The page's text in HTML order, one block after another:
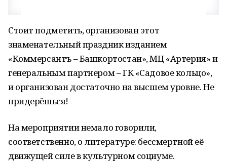
Стоит подметить, организован этот
знаменательный праздник изданием
«Коммерсантъ – Башкортостан», МЦ «Артерия» и
генеральным партнером – ГК «Садовое кольцо»,
и организован достаточно на высшем уровне. Не
придерёшься!
На мероприятии немало говорили,
соответственно, о литературе: бессмертной её
движущей силе в культурном социуме.